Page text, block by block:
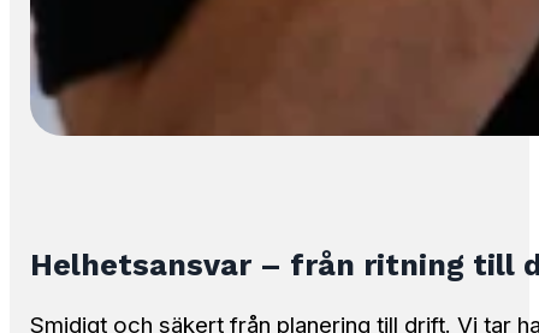
Helhetsansvar – från ritning till
Smidigt och säkert från planering till drift. Vi tar